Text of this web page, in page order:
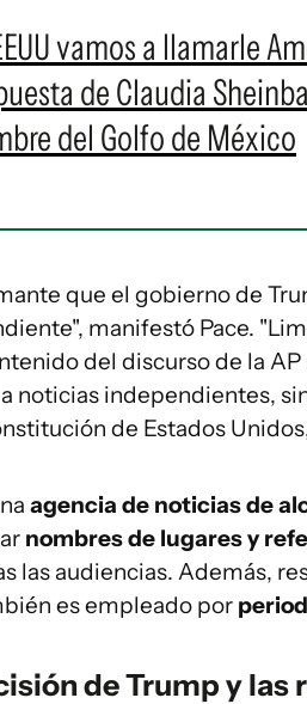
vamos a llamarle
de Claudia
del Golfo de México
que el gobierno de
manifestó Pace.
del discurso de la
noticias independientes,
de Estados
agencia de noticias de
nombres de lugares y
las audiencias. Además,
es empleado por
de Trump y las